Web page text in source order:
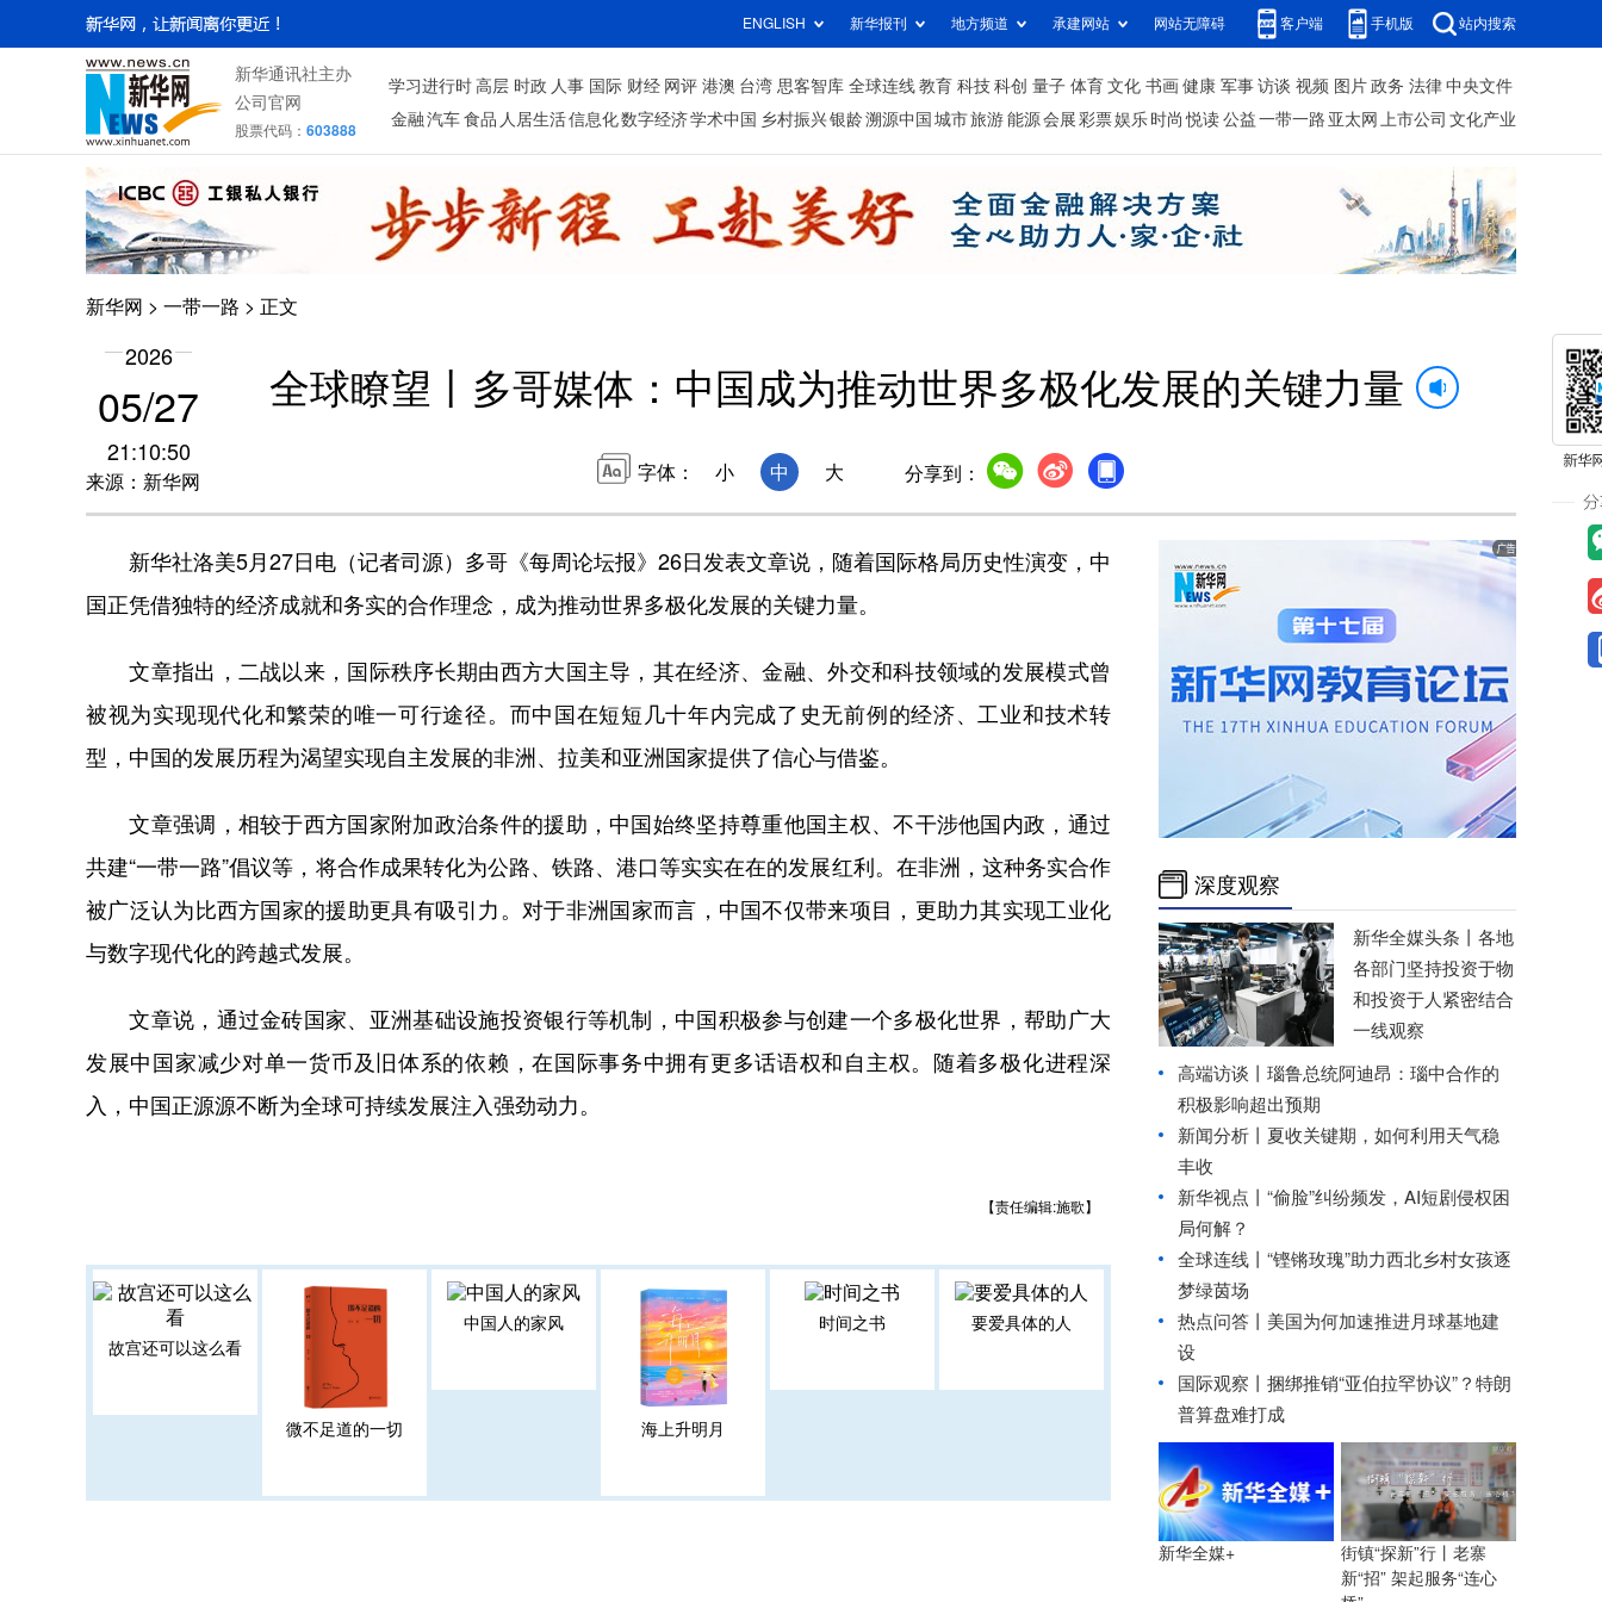
ENGLISH 新华报刊 地方频道 承建网站 网站无障碍 客户端 手机版 站内搜索
新华通讯社主办
公司官网
股票代码： 603888
学习进行时 高层 时政 人事 国际 财经 网评 港澳 台湾 思客智库 全球连线 教育 科技 科创 量子 体育 文化 书画 健康 军事 访谈 视频 图片 政务 法律 中央文件
金融 汽车 食品 人居生活信息化数字经济学术中国 乡村振兴银龄溯源中国 城市旅游 能源 会展 彩票娱乐 时尚 悦读 公益 一带一路 亚太网 上市公司 文化产业
新华网 > 一带一路 > 正文
2026
05/27
21:10:50
来源：新华网
全球瞭望丨多哥媒体：中国成为推动世界多极化发展的关键力量
字体： 小 中 大 分享到：
新华社洛美5月27日电（记者司源）多哥《每周论坛报》26日发表文章说，随着国际格局历史性演变，中
国正凭借独特的经济成就和务实的合作理念，成为推动世界多极化发展的关键力量。
文章指出，二战以来，国际秩序长期由西方大国主导，其在经济、金融、外交和科技领域的发展模式曾
被视为实现现代化和繁荣的唯一可行途径。而中国在短短几十年内完成了史无前例的经济、工业和技术转
型，中国的发展历程为渴望实现自主发展的非洲、拉美和亚洲国家提供了信心与借鉴。
文章强调，相较于西方国家附加政治条件的援助，中国始终坚持尊重他国主权、不干涉他国内政，通过
共建“一带一路”倡议等，将合作成果转化为公路、铁路、港口等实实在在的发展红利。在非洲，这种务实合作
被广泛认为比西方国家的援助更具有吸引力。对于非洲国家而言，中国不仅带来项目，更助力其实现工业化
与数字现代化的跨越式发展。
文章说，通过金砖国家、亚洲基础设施投资银行等机制，中国积极参与创建一个多极化世界，帮助广大
发展中国家减少对单一货币及旧体系的依赖，在国际事务中拥有更多话语权和自主权。随着多极化进程深
入，中国正源源不断为全球可持续发展注入强劲动力。
【责任编辑:施歌】
故宫还可以这么看
微不足道的一切
中国人的家风
海上升明月
时间之书 要爱具体的人
深度观察
新华全媒头条丨 各地
各部门坚持投资于物
和投资于人紧密结合
一线观察
高端访谈丨瑙鲁总统阿迪昂：瑙中合作的
积极影响超出预期
新闻分析丨夏收关键期，如何利用天气稳
丰收
新华视点丨 “偷脸”纠纷频发，AI短剧侵权困
局何解？
全球连线丨 “铿锵玫瑰”助力西北乡村女孩逐
梦绿茵场
热点问答丨美国为何加速推进月球基地建
设
国际观察丨 捆绑推销“亚伯拉罕协议”？特朗
普算盘难打成
新华全媒+
街镇“探新”行丨老寨
新“招” 架起服务“连心